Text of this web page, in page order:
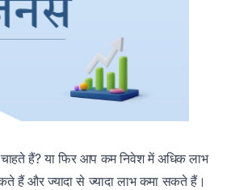
हैं? या फिर आप कम निवेश में अधिक लाभ
हैं और ज्यादा से ज्यादा लाभ कमा सकते हैं।